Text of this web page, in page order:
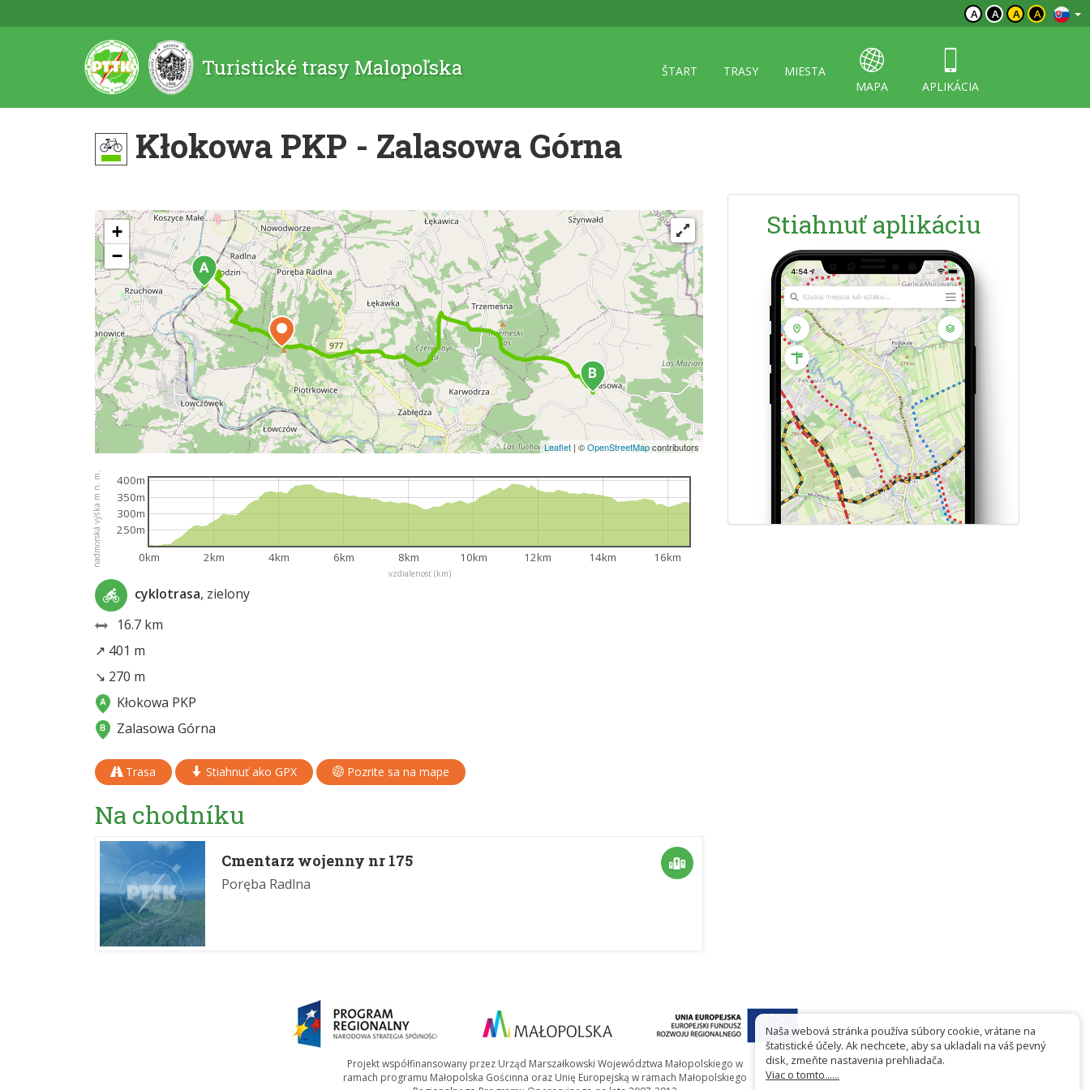
A A A A
Turistické trasy Malopoľska ŠTART TRASY
MIESTA
MAPA
APLIKÁCIA
Kłokowa PKP - Zalasowa Górna
+
−
Leaflet | ©OpenStreetMapcontributors
vzdialenosť (km)
nadmorská výška m n. m. 0km 2km 4km 6km 8km 10km 12km 14km 16km
250m
300m
350m
400m
cyklotrasa, zielony
16.7 km
↗ 401 m
↘ 270 m
Kłokowa PKP
Zalasowa Górna
Trasa Stiahnuť ako GPX Pozrite sa na mape
Na chodníku
Cmentarz wojenny nr 175
Poręba Radlna
Stiahnuť aplikáciu
Projekt współfinansowany przez Urząd Marszałkowski Województwa Małopolskiego w
ramach programu Małopolska Gościnna oraz Unię Europejską w ramach Małopolskiego
Naša webová stránka používa súbory cookie, vrátane na
štatistické účely. Ak nechcete, aby sa ukladali na váš pevný
disk, zmeňte nastavenia prehliadača.
Viac o tomto......